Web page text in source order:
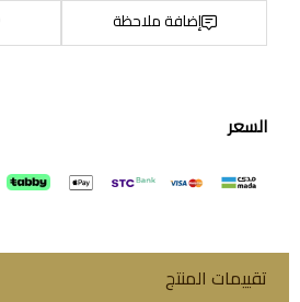
إضافة ملاحظة
اسحب و افلت
السعر
تقييمات المنتج